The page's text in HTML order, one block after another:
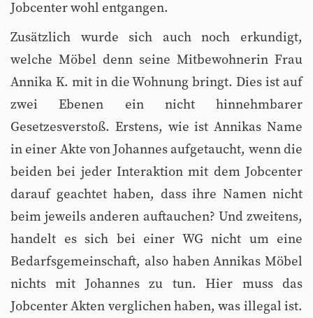
Jobcenter wohl entgangen.
Zusätzlich wurde sich auch noch erkundigt,
welche Möbel denn seine Mitbewohnerin Frau
Annika K. mit in die Wohnung bringt. Dies ist auf
zwei Ebenen ein nicht hinnehmbarer
Gesetzesverstoß. Erstens, wie ist Annikas Name
in einer Akte von Johannes aufgetaucht, wenn die
beiden bei jeder Interaktion mit dem Jobcenter
darauf geachtet haben, dass ihre Namen nicht
beim jeweils anderen auftauchen? Und zweitens,
handelt es sich bei einer WG nicht um eine
Bedarfsgemeinschaft, also haben Annikas Möbel
nichts mit Johannes zu tun. Hier muss das
Jobcenter Akten verglichen haben, was illegal ist.